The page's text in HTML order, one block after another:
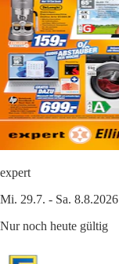
expert
Mi. 29.7. - Sa. 8.8.2026
Nur noch heute gültig